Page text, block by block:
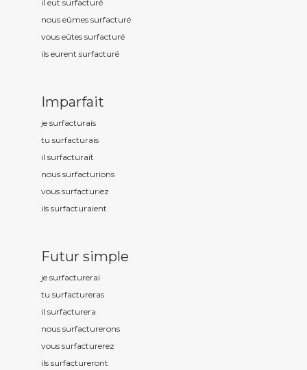
il eut surfacturé
nous eûmes surfacturé
vous eûtes surfacturé
ils eurent surfacturé
Imparfait
je surfacturais
tu surfacturais
il surfacturait
nous surfacturions
vous surfacturiez
ils surfacturaient
Futur simple
je surfacturerai
tu surfactureras
il surfacturera
nous surfacturerons
vous surfacturerez
ils surfactureront